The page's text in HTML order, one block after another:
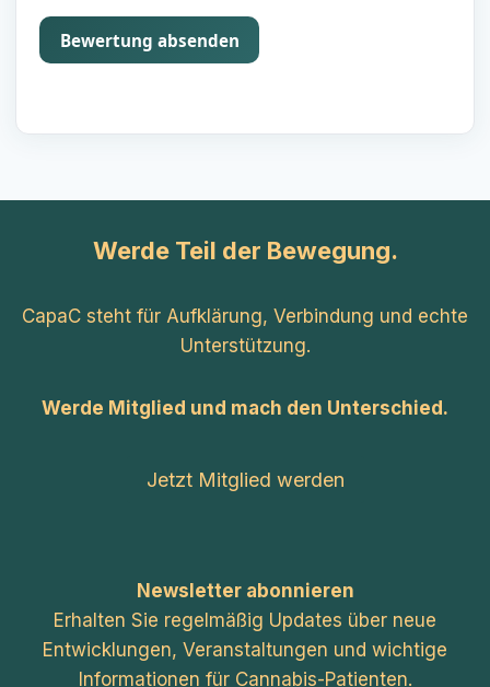
Bewertung absenden
Werde Teil der Bewegung.
CapaC steht für Aufklärung, Verbindung und echte
Unterstützung.
Werde Mitglied und mach den Unterschied.
Jetzt Mitglied werden
Newsletter abonnieren
Erhalten Sie regelmäßig Updates über neue
Entwicklungen, Veranstaltungen und wichtige
Informationen für Cannabis-Patienten.